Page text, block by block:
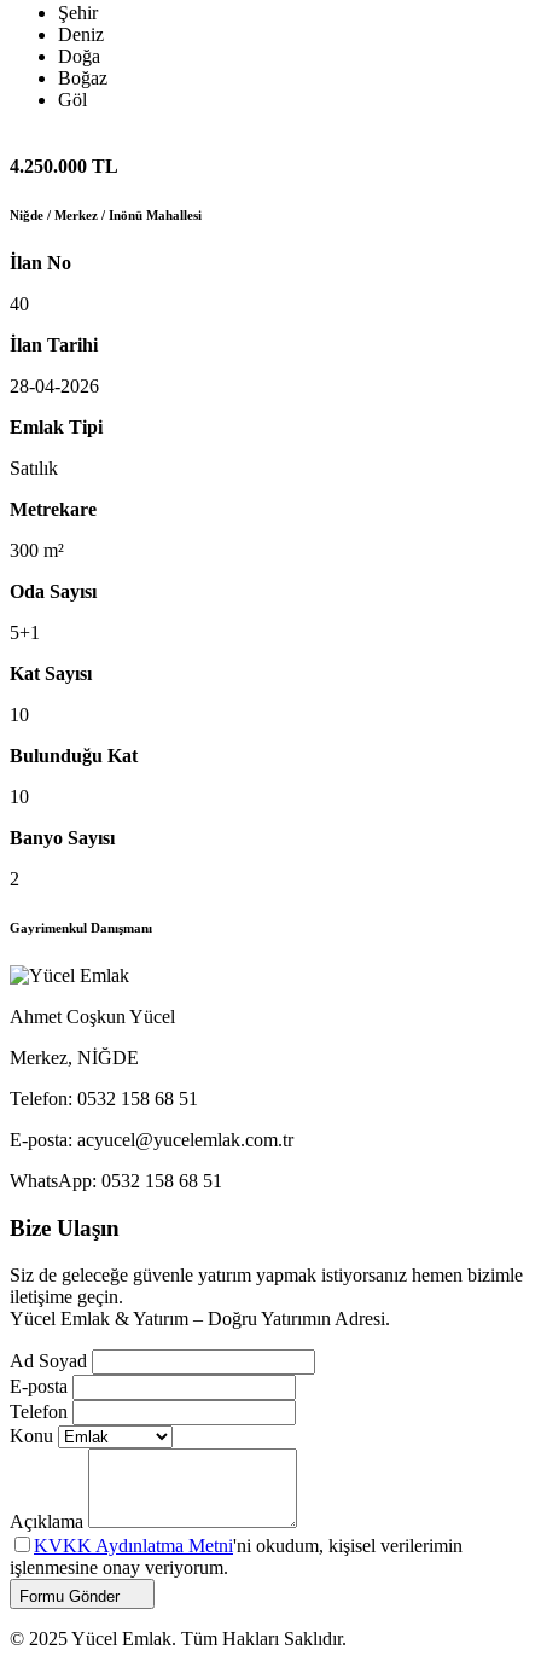
Şehir
Deniz
Doğa
Boğaz
Göl
4.250.000 TL
Niğde / Merkez / Inönü Mahallesi
İlan No
40
İlan Tarihi
28-04-2026
Emlak Tipi
Satılık
Metrekare
300 m²
Oda Sayısı
5+1
Kat Sayısı
10
Bulunduğu Kat
10
Banyo Sayısı
2
Gayrimenkul Danışmanı
Ahmet Coşkun Yücel
Merkez, NİĞDE
Telefon: 0532 158 68 51
E-posta: acyucel@yucelemlak.com.tr
WhatsApp: 0532 158 68 51
Bize Ulaşın
Siz de geleceğe güvenle yatırım yapmak istiyorsanız hemen bizimle
iletişime geçin.
Yücel Emlak & Yatırım – Doğru Yatırımın Adresi.
Ad Soyad
E-posta
Telefon
Konu
Açıklama
KVKK Aydınlatma Metni'ni okudum, kişisel verilerimin
işlenmesine onay veriyorum.
Formu Gönder
© 2025 Yücel Emlak. Tüm Hakları Saklıdır.